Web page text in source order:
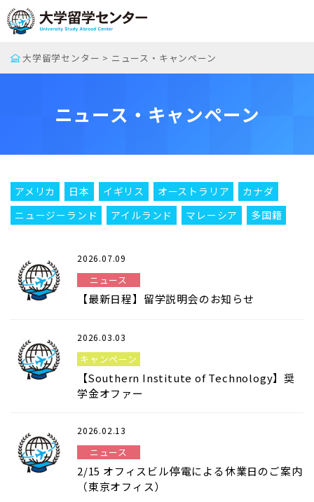
大学留学センター > ニュース・キャンペーン
ニュース・キャンペーン
アメリカ 日本 イギリス オーストラリア
カナダ
ニュージーランド
アイルランド マレーシア 多国籍
2026.07.09
ニュース
【最新日程】留学説明会のお知らせ
2026.03.03
キャンペーン
【Southern Institute of Technology】奨
学金オファー
2026.02.13
ニュース
2/15 オフィスビル停電による休業日のご案内
（東京オフィス）